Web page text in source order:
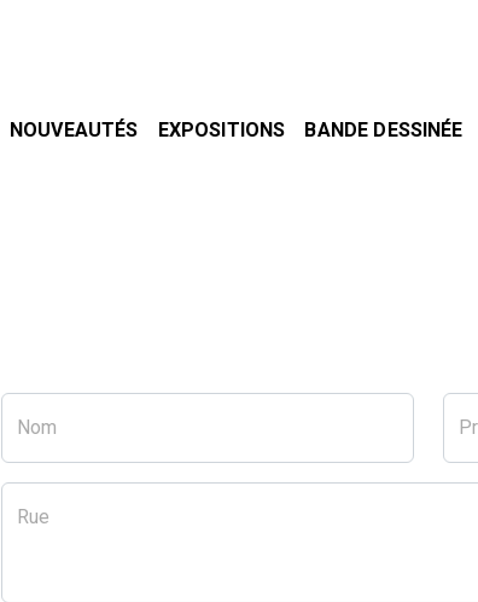
NOUVEAUTÉS EXPOSITIONS BANDE DESSINÉE
Nom
Rue